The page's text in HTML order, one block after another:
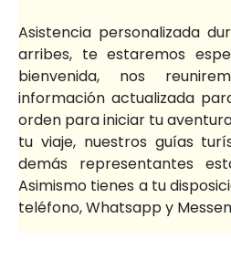
Asistencia personalizada
arribes, te estaremos
bienvenida, nos
información actualizada
orden para iniciar tu
tu viaje, nuestros guías
demás representantes
Asimismo tienes a tu
teléfono, Whatsapp y